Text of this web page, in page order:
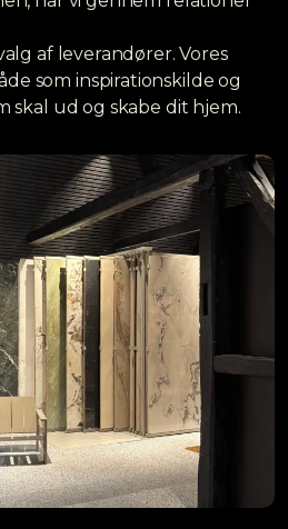
af leverandører. Vores
som inspirationskilde og
skal ud og skabe dit hjem.